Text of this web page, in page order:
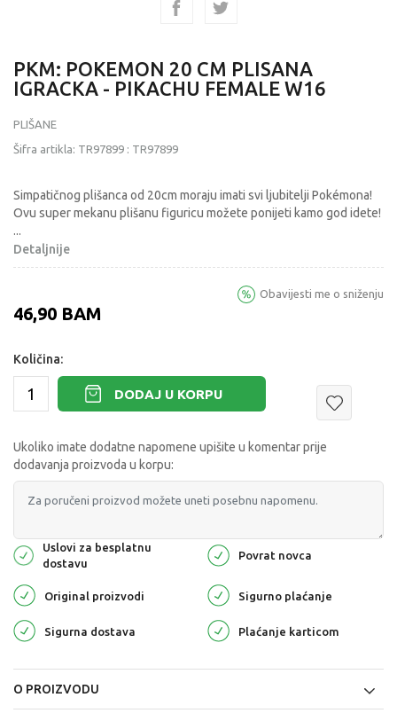
PKM: POKEMON 20 CM PLISANA
IGRACKA - PIKACHU FEMALE W16
PLIŠANE
Šifra artikla: TR97899 : TR97899
Simpatičnog plišanca od 20cm moraju imati svi ljubitelji Pokémona!
Ovu super mekanu plišanu figuricu možete ponijeti kamo god idete!
...
Detaljnije
46,90 BAM
Obavijesti me o sniženju
Količina:
DODAJ U KORPU
Ukoliko imate dodatne napomene upišite u komentar prije
dodavanja proizvoda u korpu:
Uslovi za besplatnu
dostavu
Povrat novca
Original proizvodi Sigurno plaćanje
Sigurna dostava Plaćanje karticom
O PROIZVODU